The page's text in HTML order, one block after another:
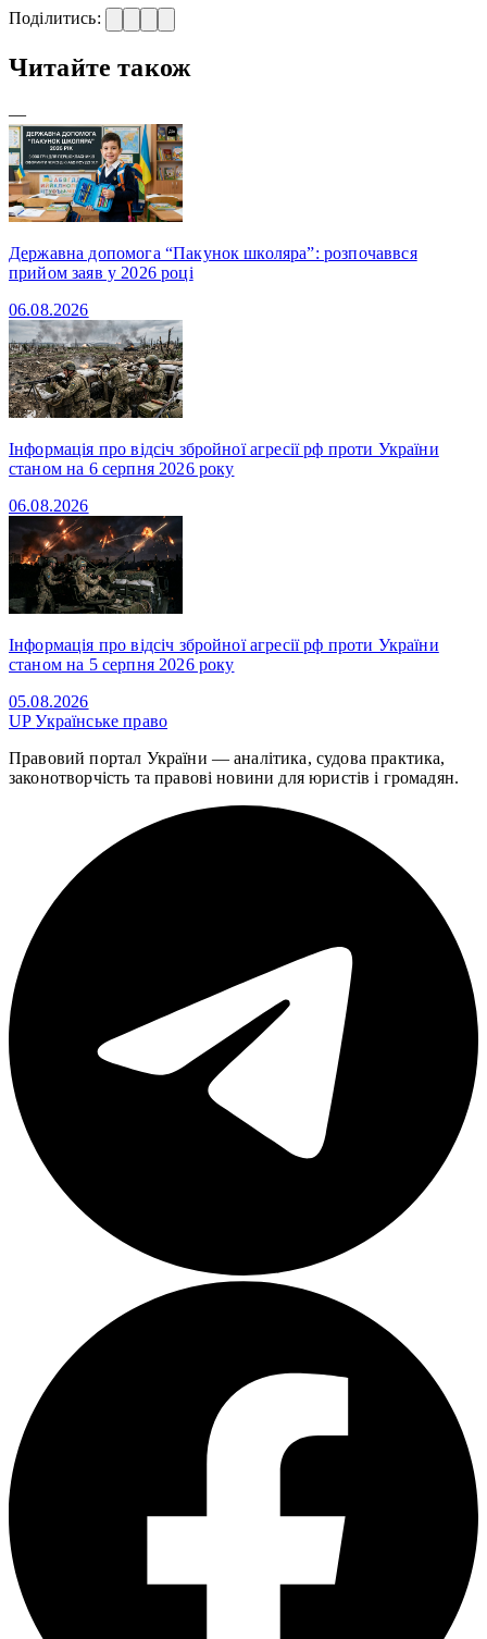
Поділитись:
Читайте також
—
Державна допомога “Пакунок школяра”: розпочаввся
прийом заяв у 2026 році
06.08.2026
Інформація про відсіч збройної агресії рф проти України
станом на 6 серпня 2026 року
06.08.2026
Інформація про відсіч збройної агресії рф проти України
станом на 5 серпня 2026 року
05.08.2026
UPУкраїнське право
Правовий портал України — аналітика, судова практика,
законотворчість та правові новини для юристів і громадян.